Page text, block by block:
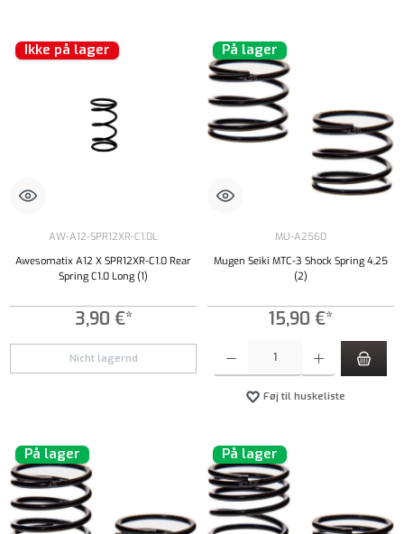
Ikke på lager
AW-A12-SPR12XR-C1.0L
Awesomatix A12 X SPR12XR-C1.0 Rear
Spring C1.0 Long (1)
3,90 €*
Nicht lagernd
På lager
MU-A2560
Mugen Seiki MTC-3 Shock Spring 4,25
(2)
15,90 €*
Føj til huskeliste
På lager På lager